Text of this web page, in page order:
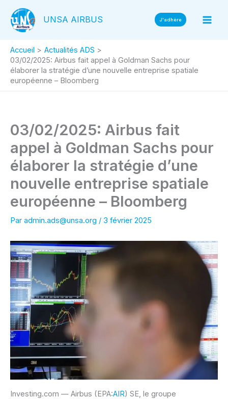
contenu
UNSA AIRBUS J'adhère
Accueil
Actualités ADS
03/02/2025: Airbus fait appel à Goldman Sachs pour
élaborer la stratégie d’une nouvelle entreprise spatiale
européenne – Bloomberg
03/02/2025: Airbus fait
appel à Goldman Sachs pour
élaborer la stratégie d’une
nouvelle entreprise spatiale
européenne – Bloomberg
Par admin.ads@unsa.org / 3 février 2025
Investing.com — Airbus (EPA:AIR) SE, le groupe